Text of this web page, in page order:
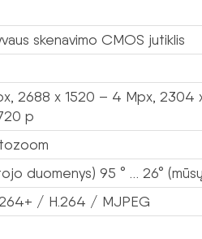
skenavimo CMOS jutiklis
2688 x 1520 – 4 Mpx, 2304
p
duomenys) 95 ° … 26°
/ H.264 / MJPEG